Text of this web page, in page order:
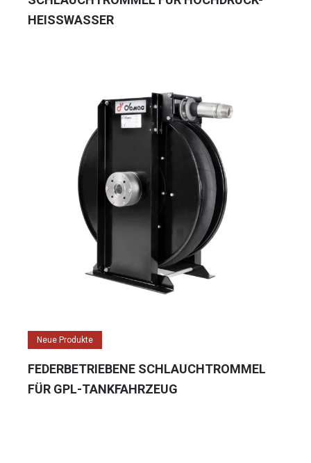
HEISSWASSER
Neue Produkte
FEDERBETRIEBENE SCHLAUCHTROMMEL
FÜR GPL-TANKFAHRZEUG